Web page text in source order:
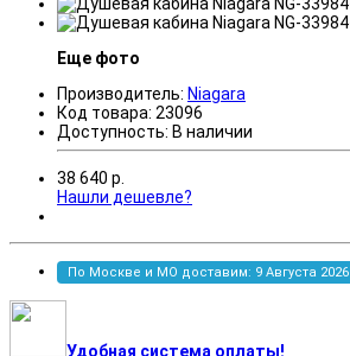
Еще фото
Производитель: Niagara
Код товара: 23096
Доступность: В наличии
38 640 р.
Нашли дешевле?
По Москве и МО доставим: 9 Августа 2026
Удобная система оплаты!